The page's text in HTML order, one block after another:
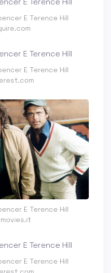
E Terence Hill
E Terence Hill
E Terence Hill
E Terence Hill